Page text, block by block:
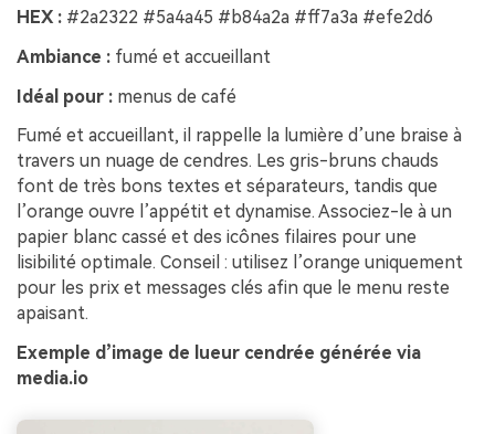
HEX : #2a2322 #5a4a45 #b84a2a #ff7a3a #efe2d6
Ambiance : fumé et accueillant
Idéal pour : menus de café
Fumé et accueillant, il rappelle la lumière d’une braise à
travers un nuage de cendres. Les gris-bruns chauds
font de très bons textes et séparateurs, tandis que
l’orange ouvre l’appétit et dynamise. Associez-le à un
papier blanc cassé et des icônes filaires pour une
lisibilité optimale. Conseil : utilisez l’orange uniquement
pour les prix et messages clés afin que le menu reste
apaisant.
Exemple d’image de lueur cendrée générée via
media.io